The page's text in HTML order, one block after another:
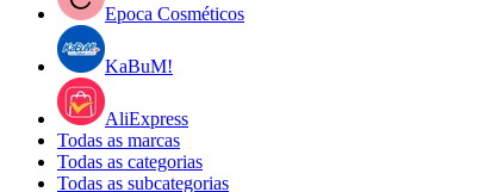
Epoca Cosméticos
KaBuM!
AliExpress
Todas as marcas
Todas as categorias
Todas as subcategorias